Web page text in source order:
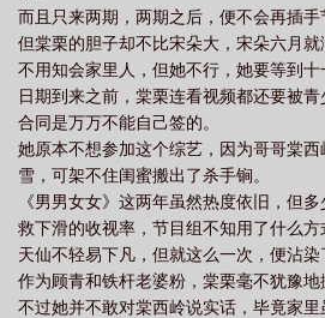
而且只来两期，两期之后，便不会再插手
但棠栗的胆子却不比宋朵大，宋朵六月
不用知会家里人，但她不行，她要等到
日期到来之前，棠栗连看视频都还要被青
合同是万万不能自己签的。
她原本不想参加这个综艺，因为哥哥棠
雪，可架不住闺蜜搬出了杀手锏。
《男男女女》这两年虽然热度依旧，但
救下滑的收视率，节目组不知用了什么方
天仙不轻易下凡，但就这么一次，便沾染
作为顾青和铁杆老婆粉，棠栗毫不犹豫地
不过她并不敢对棠西岭说实话，毕竟家里